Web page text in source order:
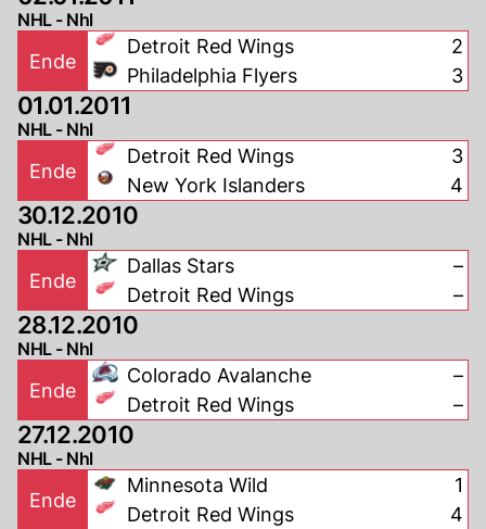
NHL - Nhl
Ende
Detroit Red Wings
Philadelphia Flyers
2
3
01.01.2011
NHL - Nhl
Ende
Detroit Red Wings
New York Islanders
3
4
30.12.2010
NHL - Nhl
Ende
Dallas Stars
Detroit Red Wings
–
–
28.12.2010
NHL - Nhl
Ende
Colorado Avalanche
Detroit Red Wings
–
–
27.12.2010
NHL - Nhl
Ende
Minnesota Wild
Detroit Red Wings
1
4